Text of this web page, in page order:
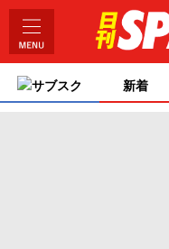
サブスク 新着